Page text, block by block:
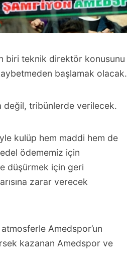
biri teknik direktör konusunu
başlamak olacak.
değil, tribünlerde verilecek.
kulüp hem maddi hem de
ödememiz için
düşürmek için geri
zarar verecek
Amedspor’un
kazanan Amedspor ve